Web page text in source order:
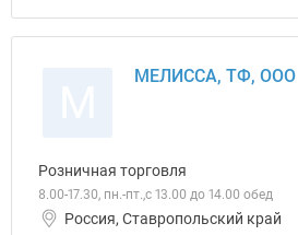
МЕЛИССА, ТФ, ООО
Розничная торговля
8.00-17.30, пн.-пт.,с 13.00 до 14.00 обед
Россия, Ставропольский край